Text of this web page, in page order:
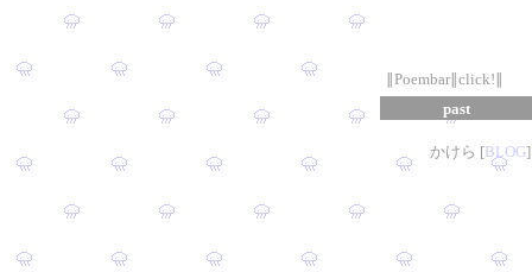
∥Poembar∥click!∥
past
かけら [BLOG